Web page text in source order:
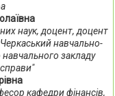
наук, доцент, доцент
навчально-
закладу
справи"
кафедри фінансів,